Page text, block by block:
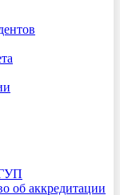
об аккредитации